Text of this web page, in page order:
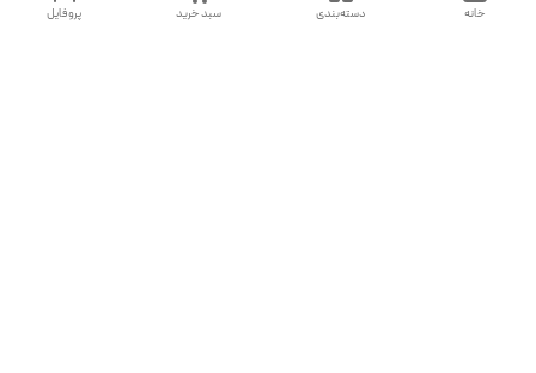
پروفایل سبد خرید دسته‌بندی خانه